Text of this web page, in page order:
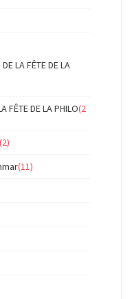
LA FÊTE DE LA
FÊTE DE LA PHILO(2
(2)
(11)